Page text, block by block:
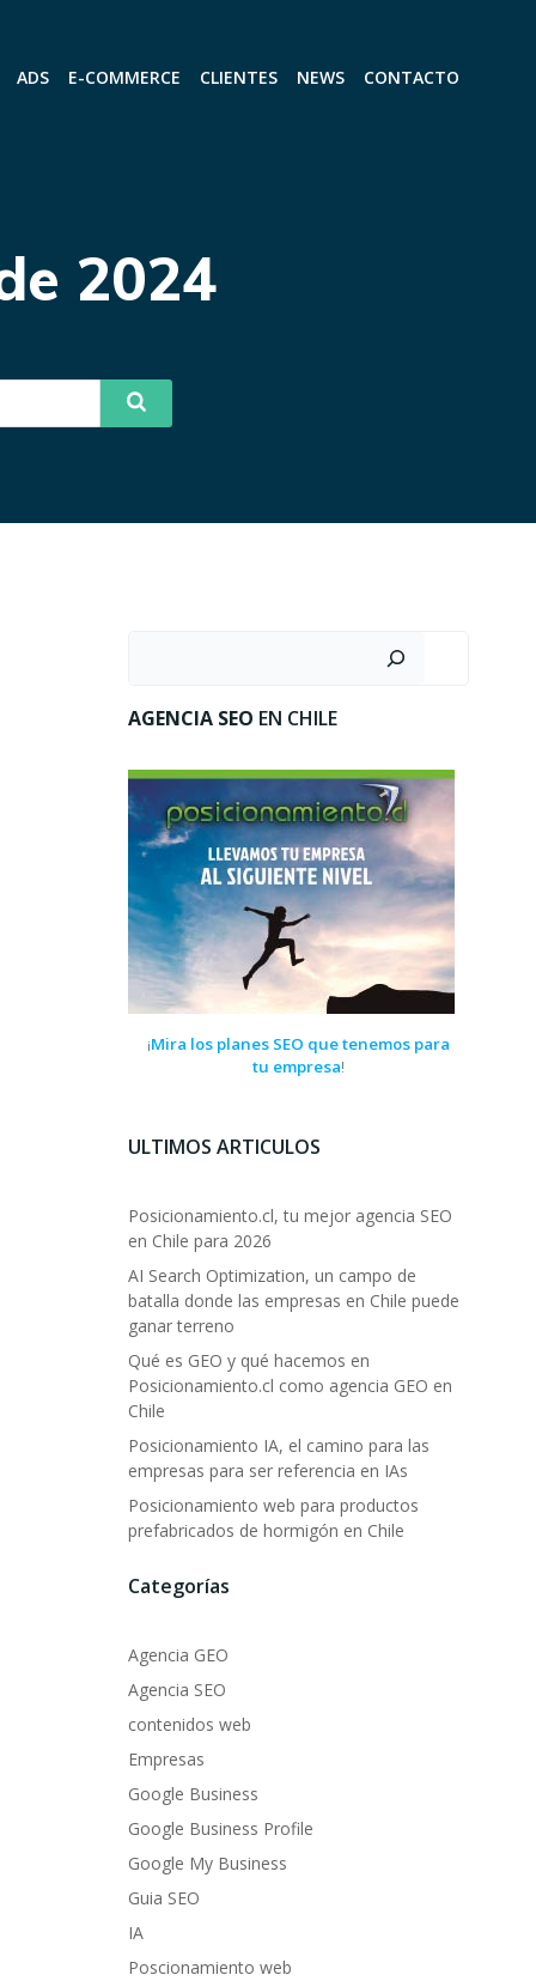
ADS E-COMMERCE CLIENTES NEWS CONTACTO
2024
AGENCIA SEO EN CHILE
¡Mira los planes SEO que tenemos para
tu empresa!
ULTIMOS ARTICULOS
Posicionamiento.cl, tu mejor agencia SEO
en Chile para 2026
AI Search Optimization, un campo de
batalla donde las empresas en Chile puede
ganar terreno
Qué es GEO y qué hacemos en
Posicionamiento.cl como agencia GEO en
Chile
Posicionamiento IA, el camino para las
empresas para ser referencia en IAs
Posicionamiento web para productos
prefabricados de hormigón en Chile
Categorías
Agencia GEO
Agencia SEO
contenidos web
Empresas
Google Business
Google Business Profile
Google My Business
Guia SEO
IA
Poscionamiento web